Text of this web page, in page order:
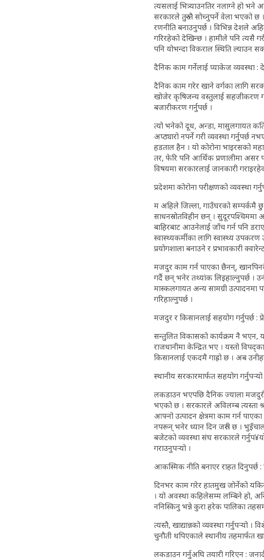
त्यसलाई भित्र्याउनतिर नलाग्ने हो भने
सरकारले तुरुन्तै सोच्नुपर्ने वेला भएको
रणनीति बनाउनुपर्छ । विभिन्न
गरिरहेको देखिन्छ । हामीले पनि त्यसै
पनि योभन्दा विकराल स्थिति ल्याउन
दैनिक काम गर्नेलाई प्याकेज व्यवस्था :
दैनिक काम गरेर खाने वर्गका लागि
खोजेर कृषिजन्य वस्तुलाई सहजीकरण
बजारीकरण गर्नुपर्छ ।
त्यो भनेको दूध, अन्डा, मासुलगायत
अप्ठ्यारो नपर्ने गरी व्यवस्था
हडताल हैन । यो कोरोना भाइरसको
तर, फेरि पनि आर्थिक प्रणालीमा
विषयमा सरकारलाई जानकारी
प्रदेशमा कोरोना परीक्षणको व्यवस्था
म अहिले जिल्ला, गाउँघरको सम्पर्कमै छु
साधनस्रोतविहीन छन् । सुदूरपश्चिममा
बाहिरबाट आउनेलाई जाँच गर्न पनि
स्वास्थ्यकर्मीका लागि स्वास्थ्य
प्रयोगशाला बनाउने र प्रभावकारी
मजदुर काम गर्न पाएका छैनन्,
गर्दै छन् भनेर तथ्यांक लिइहाल्नुपर्छ ।
मास्कलगायत अन्य सामग्री
गरिहाल्नुपर्छ ।
मजदुर र किसानलाई सहयोग गर्नुपर्छ :
सन्तुलित विकासको कार्यक्रम नै भएन,
राजधानीमा केन्द्रित भए । यस्तो
किसानलाई एकदमै गाह्रो छ । अब
स्थानीय सरकारमार्फत सहयोग
लकडाउन भएपछि दैनिक ज्याला मजदुरी
भएको छ । सरकारले अविलम्ब त्यस्ता
आफ्नो उत्पादन क्षेत्रमा काम गर्न
नपरून् भनेर ध्यान दिन जरुरी छ ।
बजेटको व्यवस्था संघ सरकारले
गराउनुपर्‍यो ।
आकस्मिक नीति बनाएर राहत दिनुपर्छ
दिनभर काम गरेर हातमुख जोर्नेको
। यो अवस्था कहिलेसम्म लम्बिने हो,
ननिस्किनु भन्ने कुरा हरेक पालिका
त्यस्तै, खाद्यान्नको व्यवस्था गर्नुपर्‍यो
चुनौती थपिएकाले स्थानीय तहमार्फत
लकडाउन गर्नुअघि तयारी गरिएन :